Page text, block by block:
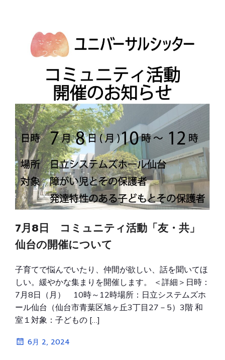
7月8日 コミュニティ活動「友・共」
仙台の開催について
子育てで悩んでいたり、仲間が欲しい、話を聞いてほ
しい。緩やかな集まりを開催します。 ＜詳細＞日時：
7月8日（月） 10時～12時場所：日立システムズホ
ール仙台（仙台市青葉区旭ヶ丘3丁目27－5）3階 和
室１対象：子どもの […]
6月 2, 2024